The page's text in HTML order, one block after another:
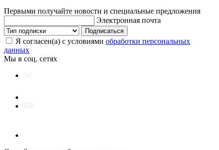
Первыми получайте новости и специальные предложения
Электронная почта
Подписаться
Я согласен(а) с условиями обработки персональных
данных
Мы в соц. сетях